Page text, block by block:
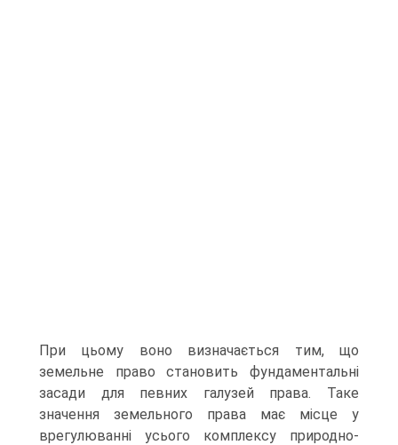
При цьому воно визначається тим, що
земельне право становить фундаментальні
заса­ди для певних галузей права. Таке
значення земельного права має міс­це у
врегулюванні усього комплексу природно-